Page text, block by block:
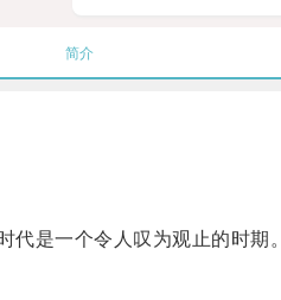
简介
是一个令人叹为观止的时期。